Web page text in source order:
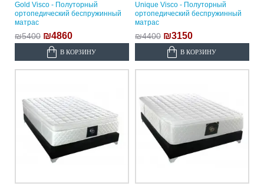
Gold Visco - Полуторный
ортопедический беспружинный
матрас
₪5400 ₪4860
В КОРЗИНУ
Unique Visco - Полуторный
ортопедический беспружинный
матрас
₪4400 ₪3150
В КОРЗИНУ